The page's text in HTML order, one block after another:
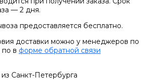
— 2 дня.
предоставляется бесплатно.
доставки можно у менеджеров по
в форме обратной связи
Санкт-Петербурга